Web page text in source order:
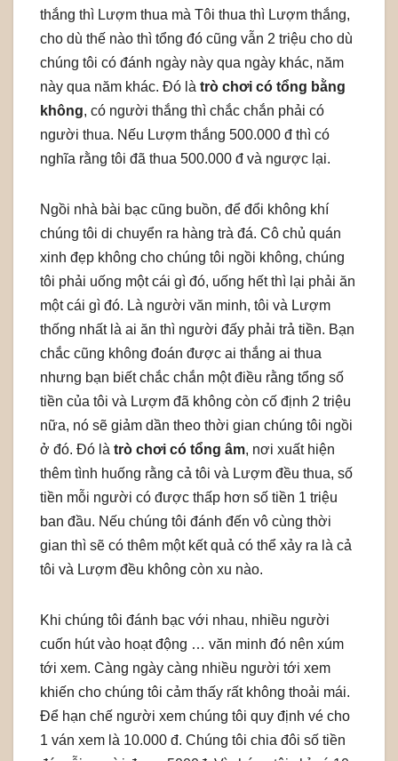
thắng thì Lượm thua mà Tôi thua thì Lượm thắng,
cho dù thế nào thì tổng đó cũng vẫn 2 triệu cho dù
chúng tôi có đánh ngày này qua ngày khác, năm
này qua năm khác. Đó là trò chơi có tổng bằng
không, có người thắng thì chắc chắn phải có
người thua. Nếu Lượm thắng 500.000 đ thì có
nghĩa rằng tôi đã thua 500.000 đ và ngược lại.
Ngồi nhà bài bạc cũng buồn, để đổi không khí
chúng tôi di chuyển ra hàng trà đá. Cô chủ quán
xinh đẹp không cho chúng tôi ngồi không, chúng
tôi phải uống một cái gì đó, uống hết thì lại phải ăn
một cái gì đó. Là người văn minh, tôi và Lượm
thống nhất là ai ăn thì người đấy phải trả tiền. Bạn
chắc cũng không đoán được ai thắng ai thua
nhưng bạn biết chắc chắn một điều rằng tổng số
tiền của tôi và Lượm đã không còn cố định 2 triệu
nữa, nó sẽ giảm dần theo thời gian chúng tôi ngồi
ở đó. Đó là trò chơi có tổng âm, nơi xuất hiện
thêm tình huống rằng cả tôi và Lượm đều thua, số
tiền mỗi người có được thấp hơn số tiền 1 triệu
ban đầu. Nếu chúng tôi đánh đến vô cùng thời
gian thì sẽ có thêm một kết quả có thể xảy ra là cả
tôi và Lượm đều không còn xu nào.
Khi chúng tôi đánh bạc với nhau, nhiều người
cuốn hút vào hoạt động … văn minh đó nên xúm
tới xem. Càng ngày càng nhiều người tới xem
khiến cho chúng tôi cảm thấy rất không thoải mái.
Để hạn chế người xem chúng tôi quy định vé cho
1 ván xem là 10.000 đ. Chúng tôi chia đôi số tiền